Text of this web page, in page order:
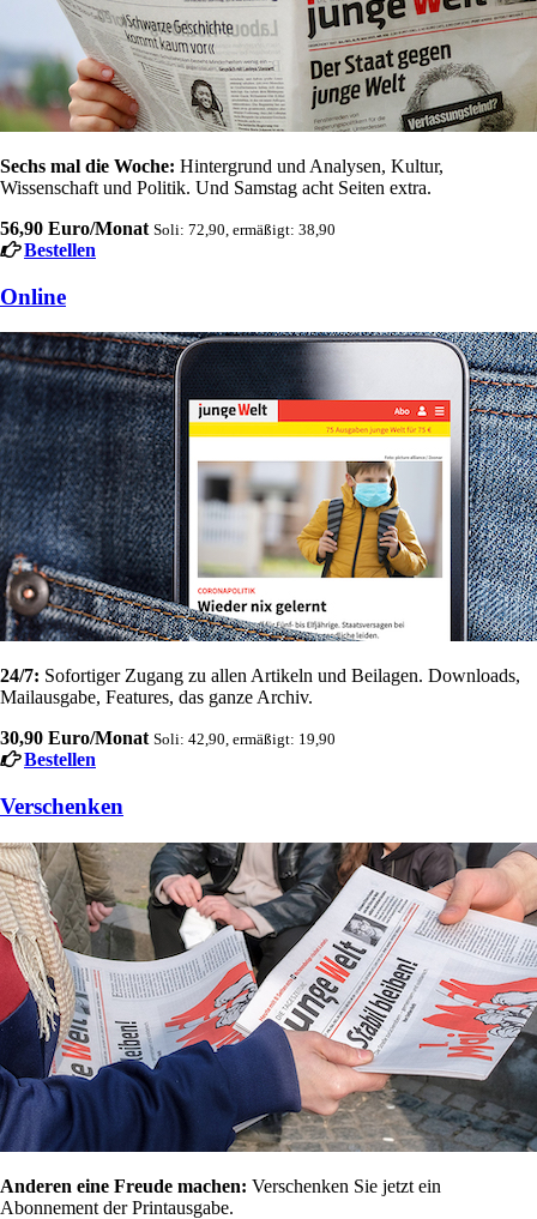
Sechs mal die Woche: Hintergrund und Analysen, Kultur,
Wissenschaft und Politik. Und Samstag acht Seiten extra.
56,90 Euro/Monat Soli: 72,90, ermäßigt: 38,90
Bestellen
Online
24/7: Sofortiger Zugang zu allen Artikeln und Beilagen. Downloads,
Mailausgabe, Features, das ganze Archiv.
30,90 Euro/Monat Soli: 42,90, ermäßigt: 19,90
Bestellen
Verschenken
Anderen eine Freude machen: Verschenken Sie jetzt ein
Abonnement der Printausgabe.